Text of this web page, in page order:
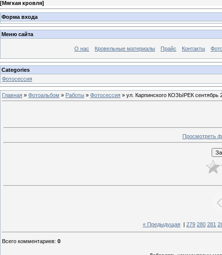
[Мягкая кровля]
Форма входа
Меню сайта
О нас Кровельные материалы Прайс Контакты
Categories
Фотосессия
Главная » Фотоальбом » Работы » Фотосессия » ул. Карпинского КОЗЫРЕК сентябрь
Просмотреть
« Предыдущая 279 280 281
Всего комментариев: 0